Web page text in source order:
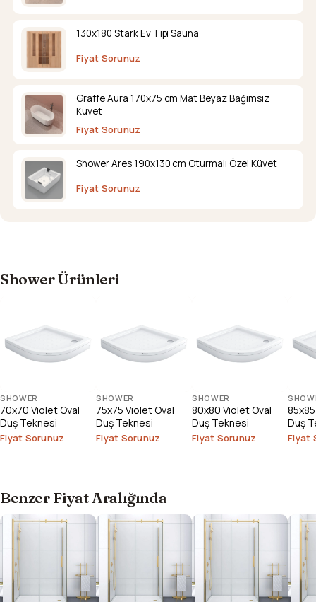
130x180 Stark Ev Tipi Sauna
Fiyat Sorunuz
Graffe Aura 170x75 cm Mat Beyaz Bağımsız
Küvet
Fiyat Sorunuz
Shower Ares 190x130 cm Oturmalı Özel Küvet
Fiyat Sorunuz
Shower Ürünleri
SHOWER
70x70 Violet Oval
Duş Teknesi
Fiyat Sorunuz
SHOWER
75x75 Violet Oval
Duş Teknesi
Fiyat Sorunuz
SHOWER
80x80 Violet Oval
Duş Teknesi
Fiyat Sorunuz
Duş
Fiyat
Benzer Fiyat Aralığında